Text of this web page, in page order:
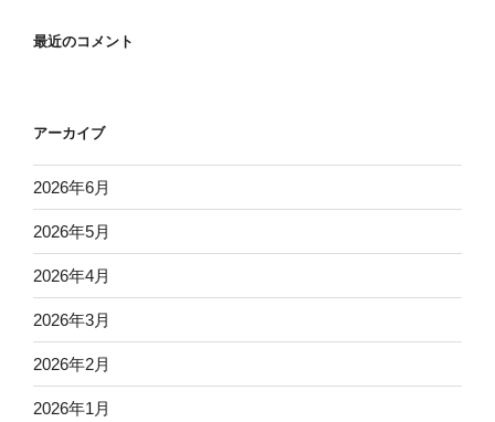
最近のコメント
アーカイブ
2026年6月
2026年5月
2026年4月
2026年3月
2026年2月
2026年1月